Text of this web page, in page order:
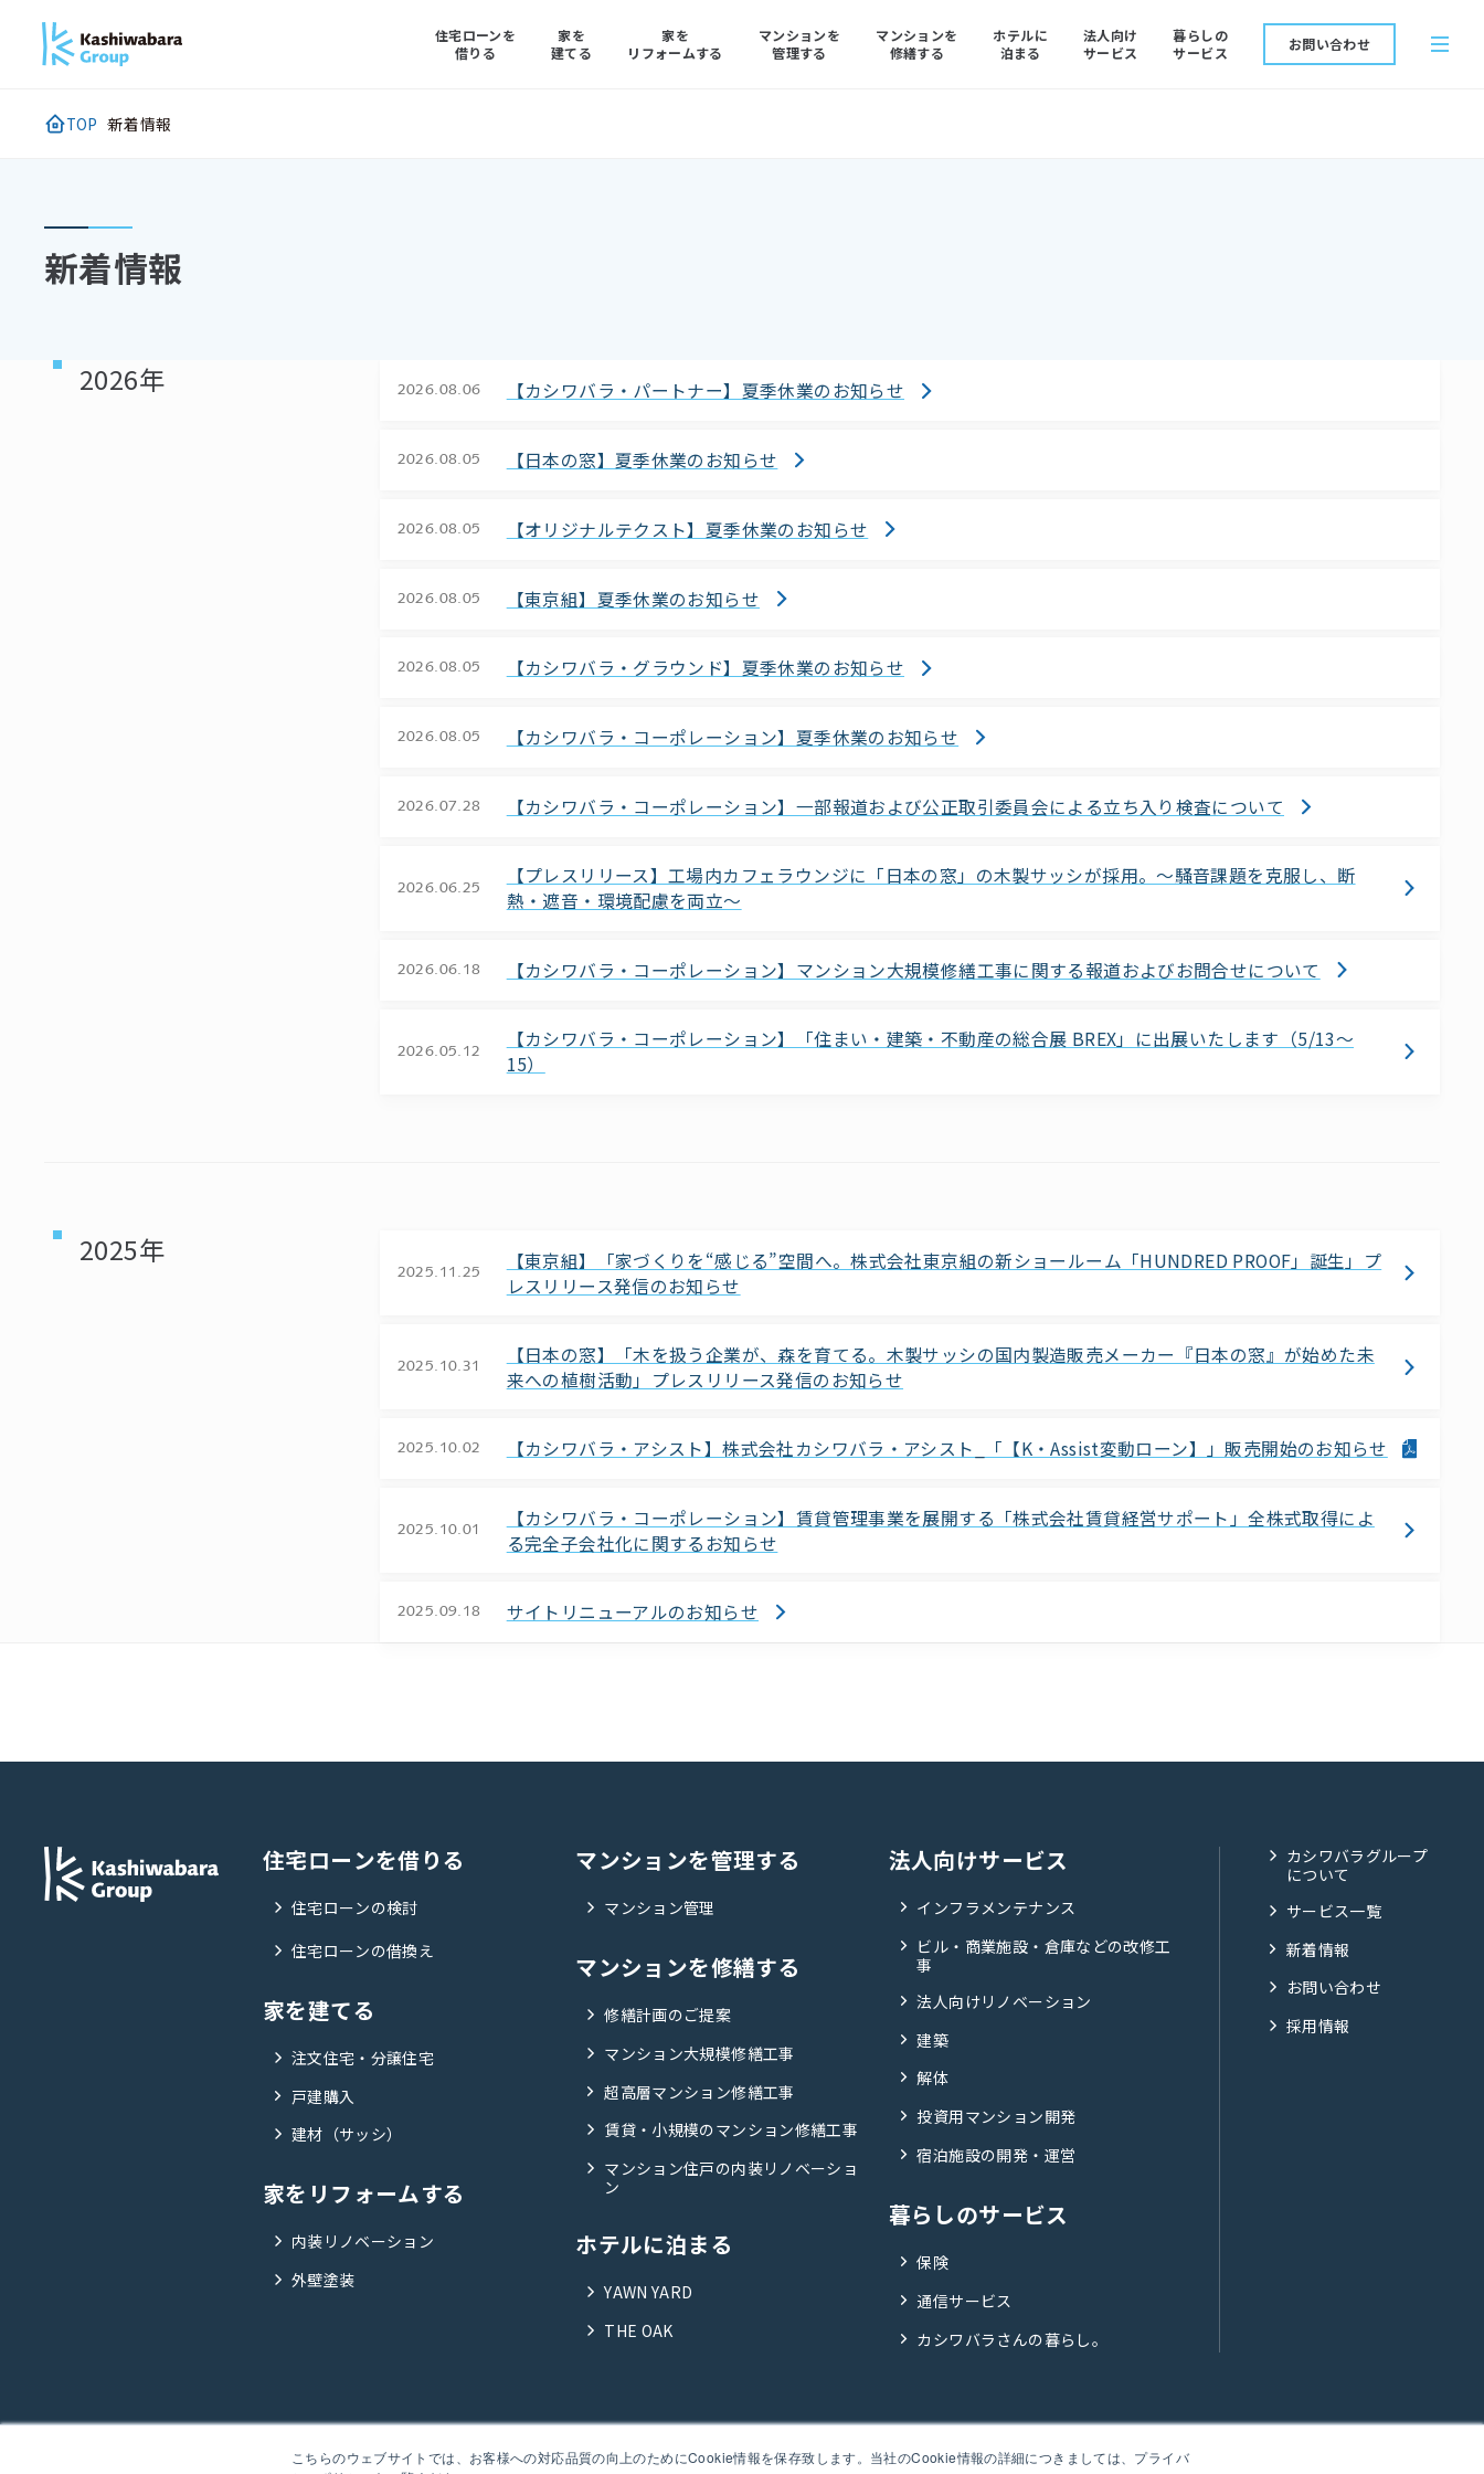
こちらのウェブサイトでは、お客様への対応品質の向上のためにCookie情報を保存致します。当社のCookie情報の詳細につきましては、プライバ
住宅ローンを
借りる
家を
建てる
家を
リフォームする
マンションを
管理する
マンションを
修繕する
ホテルに
泊まる
法人向け
サービス
暮らしの
サービス
お問い合わせ
TOP 新着情報
新着情報
2026年 2026.08.06 【カシワバラ・パートナー】夏季休業のお知らせ
2026.08.05 【日本の窓】夏季休業のお知らせ
2026.08.05 【オリジナルテクスト】夏季休業のお知らせ
2026.08.05 【東京組】夏季休業のお知らせ
2026.08.05 【カシワバラ・グラウンド】夏季休業のお知らせ
2026.08.05 【カシワバラ・コーポレーション】夏季休業のお知らせ
2026.07.28 【カシワバラ・コーポレーション】一部報道および公正取引委員会による立ち入り検査について
2026.06.25
【プレスリリース】工場内カフェラウンジに「日本の窓」の木製サッシが採用。～騒音課題を克服し、断
熱・遮音・環境配慮を両立～
2026.06.18 【カシワバラ・コーポレーション】マンション大規模修繕工事に関する報道およびお問合せについて
2026.05.12
【カシワバラ・コーポレーション】「住まい・建築・不動産の総合展 BREX」に出展いたします（5/13〜
15）
2025年
2025.11.25
【東京組】「家づくりを“感じる”空間へ。株式会社東京組の新ショールーム「HUNDRED PROOF」誕生」プ
レスリリース発信のお知らせ
2025.10.31
【日本の窓】「木を扱う企業が、森を育てる。木製サッシの国内製造販売メーカー『日本の窓』が始めた未
来への植樹活動」プレスリリース発信のお知らせ
2025.10.02 【カシワバラ・アシスト】株式会社カシワバラ・アシスト_「【K・Assist変動ローン】」販売開始のお知らせ
2025.10.01
【カシワバラ・コーポレーション】賃貸管理事業を展開する「株式会社賃貸経営サポート」全株式取得によ
る完全子会社化に関するお知らせ
2025.09.18 サイトリニューアルのお知らせ
住宅ローンを借りる
住宅ローンの検討
住宅ローンの借換え
家を建てる
注文住宅・分譲住宅
戸建購入
建材（サッシ）
家をリフォームする
内装リノベーション
外壁塗装
マンションを管理する
マンション管理
マンションを修繕する
修繕計画のご提案
マンション大規模修繕工事
超高層マンション修繕工事
賃貸・小規模のマンション修繕工事
マンション住戸の内装リノベーショ
ン
ホテルに泊まる
YAWN YARD
THE OAK
法人向けサービス
インフラメンテナンス
ビル・商業施設・倉庫などの改修工
事
法人向けリノベーション
建築
解体
投資用マンション開発
宿泊施設の開発・運営
暮らしのサービス
保険
通信サービス
カシワバラさんの暮らし。
カシワバラグループ
について
サービス一覧
新着情報
お問い合わせ
採用情報
プライバシーポリシー